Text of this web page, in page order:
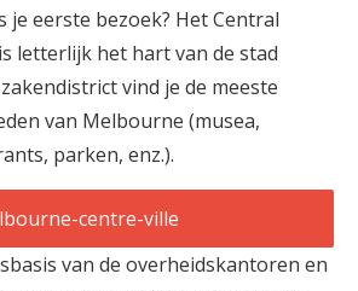
eerste bezoek? Het Central
letterlijk het hart van de stad
vind je de meeste
van Melbourne (musea,
parken, enz.).
van de overheidskantoren en